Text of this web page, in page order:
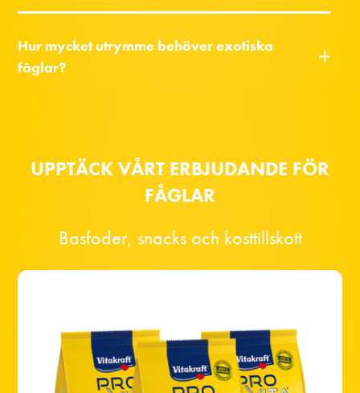
Hur mycket utrymme behöver exotiska
fåglar?
UPPTÄCK VÅRT ERBJUDANDE FÖR
FÅGLAR
Basfoder, snacks och kosttillskott